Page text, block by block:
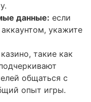
данные: если
укажите
такие как
общаться с
опыт игры.